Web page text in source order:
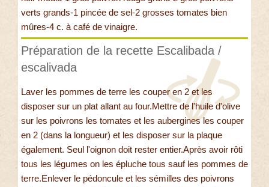
verts grands-1 pincée de sel-2 grosses tomates bien
mûres-4 c. à café de vinaigre.
Préparation de la recette Escalibada /
escalivada
Laver les pommes de terre les couper en 2 et les
disposer sur un plat allant au four.Mettre de l'huile d'olive
sur les poivrons les tomates et les aubergines les couper
en 2 (dans la longueur) et les disposer sur la plaque
également. Seul l'oignon doit rester entier.Après avoir rôti
tous les légumes on les épluche tous sauf les pommes de
terre.Enlever le pédoncule et les sémilles des poivrons